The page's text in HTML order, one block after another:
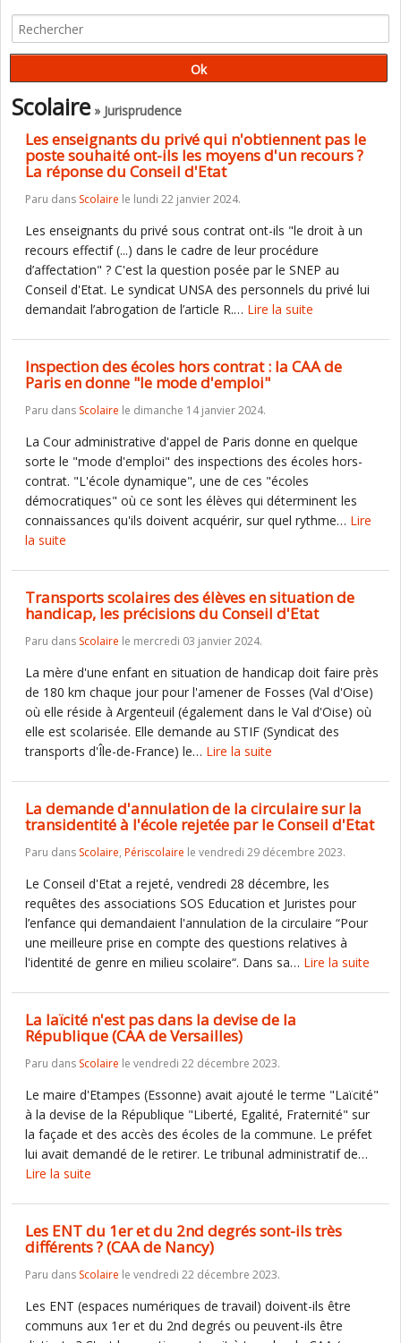
Scolaire» Jurisprudence
Les enseignants du privé qui n'obtiennent pas le
poste souhaité ont-ils les moyens d'un recours ?
La réponse du Conseil d'Etat
Paru dans Scolaire le lundi 22 janvier 2024.
Les enseignants du privé sous contrat ont-ils "le droit à un
recours effectif (...) dans le cadre de leur procédure
d’affectation" ? C'est la question posée par le SNEP au
Conseil d'Etat. Le syndicat UNSA des personnels du privé lui
demandait l’abrogation de l’article R.… Lire la suite
Inspection des écoles hors contrat : la CAA de
Paris en donne "le mode d'emploi"
Paru dans Scolaire le dimanche 14 janvier 2024.
La Cour administrative d'appel de Paris donne en quelque
sorte le "mode d'emploi" des inspections des écoles hors-
contrat. "L'école dynamique", une de ces "écoles
démocratiques" où ce sont les élèves qui déterminent les
connaissances qu'ils doivent acquérir, sur quel rythme… Lire
la suite
Transports scolaires des élèves en situation de
handicap, les précisions du Conseil d'Etat
Paru dans Scolaire le mercredi 03 janvier 2024.
La mère d'une enfant en situation de handicap doit faire près
de 180 km chaque jour pour l'amener de Fosses (Val d'Oise)
où elle réside à Argenteuil (également dans le Val d'Oise) où
elle est scolarisée. Elle demande au STIF (Syndicat des
transports d'Île-de-France) le… Lire la suite
La demande d'annulation de la circulaire sur la
transidentité à l'école rejetée par le Conseil d'Etat
Paru dans Scolaire, Périscolaire le vendredi 29 décembre 2023.
Le Conseil d'Etat a rejeté, vendredi 28 décembre, les
requêtes des associations SOS Education et Juristes pour
l’enfance qui demandaient l'annulation de la circulaire “Pour
une meilleure prise en compte des questions relatives à
l'identité de genre en milieu scolaire“. Dans sa… Lire la suite
La laïcité n'est pas dans la devise de la
République (CAA de Versailles)
Paru dans Scolaire le vendredi 22 décembre 2023.
Le maire d'Etampes (Essonne) avait ajouté le terme "Laïcité"
à la devise de la République "Liberté, Egalité, Fraternité" sur
la façade et des accès des écoles de la commune. Le préfet
lui avait demandé de le retirer. Le tribunal administratif de…
Lire la suite
Les ENT du 1er et du 2nd degrés sont-ils très
différents ? (CAA de Nancy)
Paru dans Scolaire le vendredi 22 décembre 2023.
Les ENT (espaces numériques de travail) doivent-ils être
communs aux 1er et du 2nd degrés ou peuvent-ils être